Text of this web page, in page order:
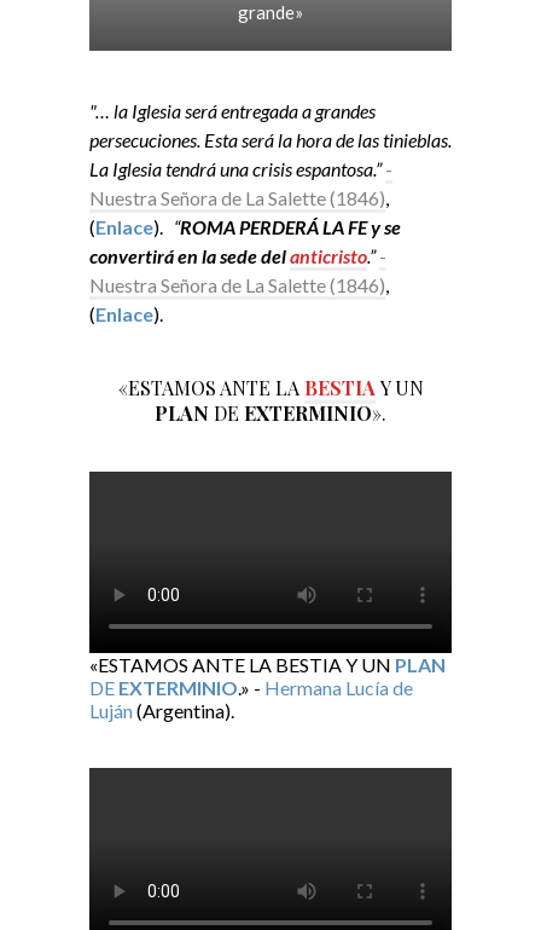
grande»
"… la Iglesia será entregada a grandes
persecuciones. Esta será la hora de las tinieblas.
La Iglesia tendrá una crisis espantosa.” -
Nuestra Señora de La Salette (1846),
(Enlace). “ROMA PERDERÁ LA FE y se
convertirá en la sede delanticristo.” -
Nuestra Señora de La Salette (1846),
(Enlace).
«ESTAMOS ANTE LA BESTIA Y UN
PLAN DE EXTERMINIO».
«ESTAMOS ANTE LA BESTIA Y UN PLAN
DE EXTERMINIO.» - Hermana Lucía de
Luján(Argentina).